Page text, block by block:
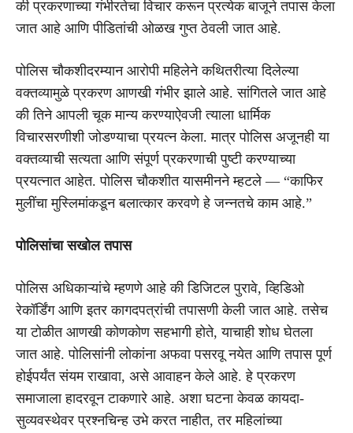
की प्रकरणाच्या गंभीरतेचा विचार करून प्रत्येक बाजूने तपास केला
जात आहे आणि पीडितांची ओळख गुप्त ठेवली जात आहे.
पोलिस चौकशीदरम्यान आरोपी महिलेने कथितरीत्या दिलेल्या
वक्तव्यामुळे प्रकरण आणखी गंभीर झाले आहे. सांगितले जात आहे
की तिने आपली चूक मान्य करण्याऐवजी त्याला धार्मिक
विचारसरणीशी जोडण्याचा प्रयत्न केला. मात्र पोलिस अजूनही या
वक्तव्याची सत्यता आणि संपूर्ण प्रकरणाची पुष्टी करण्याच्या
प्रयत्नात आहेत. पोलिस चौकशीत यासमीनने म्हटले — “काफिर
मुलींचा मुस्लिमांकडून बलात्कार करवणे हे जन्नतचे काम आहे.”
पोलिसांचा सखोल तपास
पोलिस अधिकाऱ्यांचे म्हणणे आहे की डिजिटल पुरावे, व्हिडिओ
रेकॉर्डिंग आणि इतर कागदपत्रांची तपासणी केली जात आहे. तसेच
या टोळीत आणखी कोणकोण सहभागी होते, याचाही शोध घेतला
जात आहे. पोलिसांनी लोकांना अफवा पसरवू नयेत आणि तपास पूर्ण
होईपर्यंत संयम राखावा, असे आवाहन केले आहे. हे प्रकरण
समाजाला हादरवून टाकणारे आहे. अशा घटना केवळ कायदा-
सुव्यवस्थेवर प्रश्नचिन्ह उभे करत नाहीत, तर महिलांच्या